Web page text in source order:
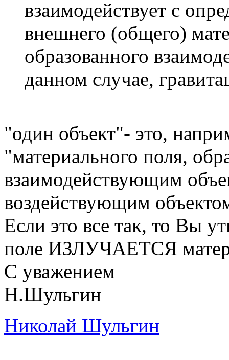
взаимодействует с
внешнего (общего)
образованного
данном случае,
"один объект"- это,
"материального поля,
взаимодействующим
воздействующим
Если это все так, то Вы
поле ИЗЛУЧАЕТСЯ
С уважением
Н.Шульгин
Николай Шульгин